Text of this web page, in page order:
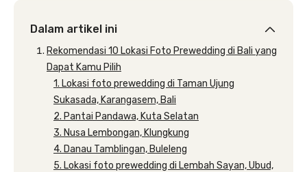
Dalam artikel ini
Rekomendasi 10 Lokasi Foto Prewedding di Bali yang
Dapat Kamu Pilih
1. Lokasi foto prewedding di Taman Ujung
Sukasada, Karangasem, Bali
2. Pantai Pandawa, Kuta Selatan
3. Nusa Lembongan, Klungkung
4. Danau Tamblingan, Buleleng
5. Lokasi foto prewedding di Lembah Sayan, Ubud,